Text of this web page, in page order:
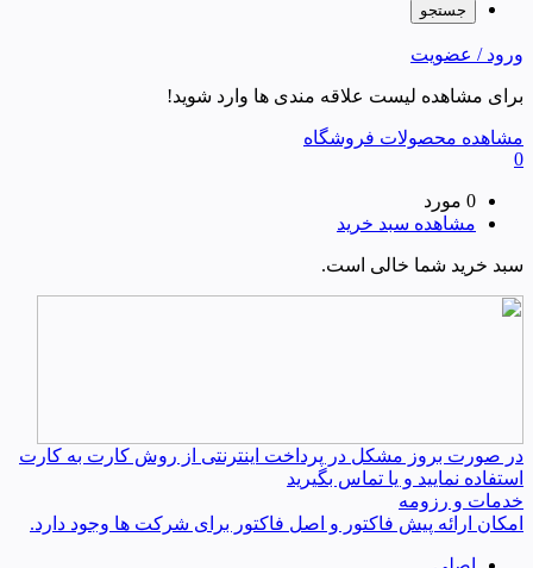
ورود / عضویت
برای مشاهده لیست علاقه مندی ها وارد شوید!
مشاهده محصولات فروشگاه
0
0 مورد
مشاهده سبد خرید
سبد خرید شما خالی است.
در صورت بروز مشکل در پرداخت اینترنتی از روش کارت به کارت
استفاده نمایید و یا تماس بگیرید
خدمات و رزومه
امکان ارائه پیش فاکتور و اصل فاکتور برای شرکت ها وجود دارد.